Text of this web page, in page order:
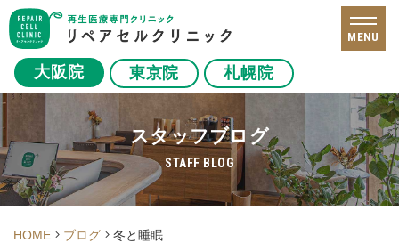
大阪院 東京院 札幌院
MENU
スタッフブログ
STAFF BLOG
HOME ブログ 冬と睡眠